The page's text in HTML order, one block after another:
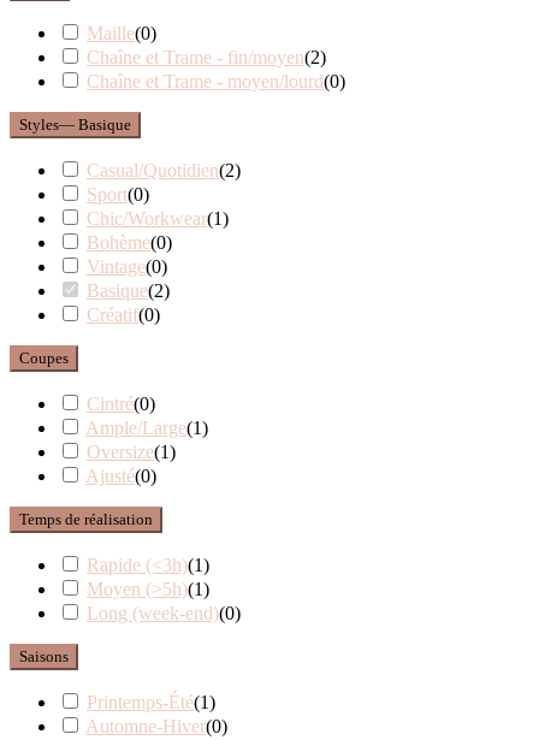
Maille(0)
Chaîne et Trame - fin/moyen(2)
Chaîne et Trame - moyen/lourd(0)
Styles— Basique
Casual/Quotidien(2)
Sport(0)
Chic/Workwear(1)
Bohème(0)
Vintage(0)
Basique(2)
Créatif(0)
Coupes
Cintré(0)
Ample/Large(1)
Oversize(1)
Ajusté(0)
Temps de réalisation
Rapide (<3h)(1)
Moyen (>5h)(1)
Long (week-end)(0)
Saisons
Printemps-Été(1)
Automne-Hiver(0)